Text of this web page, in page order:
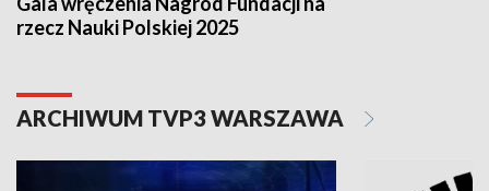
rzecz Nauki Polskiej 2025
ARCHIWUM TVP3 WARSZAWA